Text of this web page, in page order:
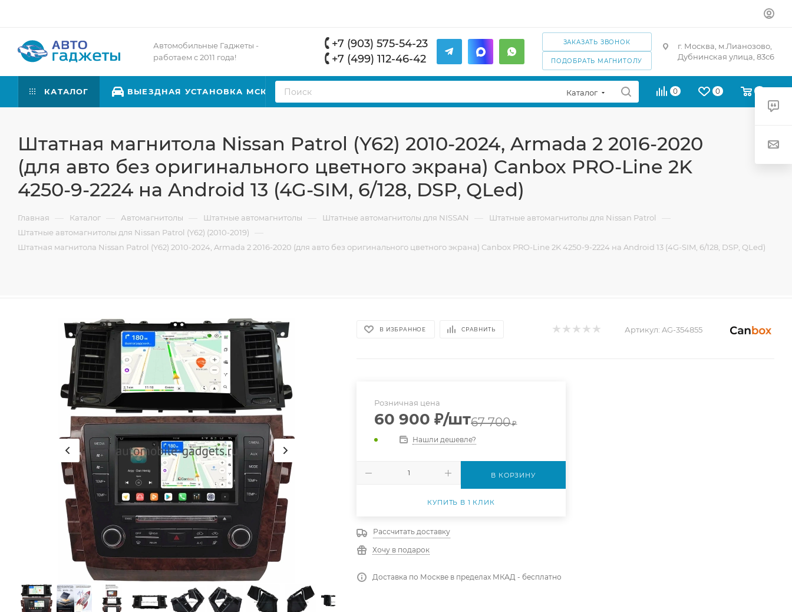
Автомобильные Гаджеты -
работаем с 2011 года!
+7 (903) 575-54-23
+7 (499) 112-46-42
ЗАКАЗАТЬ ЗВОНОК
ПОДОБРАТЬ МАГНИТОЛУ
г. Москва, м.Лианозово,
Дубнинская улица, 83с6
КАТАЛОГ ВЫЕЗДНАЯ УСТАНОВКА МСК Каталог 0 0
Штатная магнитола Nissan Patrol (Y62) 2010-2024, Armada 2 2016-2020
(для авто без оригинального цветного экрана) Canbox PRO-Line 2K
4250-9-2224 на Android 13 (4G-SIM, 6/128, DSP, QLed)
Главная — Каталог — Автомагнитолы — Штатные автомагнитолы — Штатные автомагнитолы для NISSAN — Штатные автомагнитолы для Nissan Patrol —
Штатные автомагнитолы для Nissan Patrol (Y62) (2010-2019) —
Штатная магнитола Nissan Patrol (Y62) 2010-2024, Armada 2 2016-2020 (для авто без оригинального цветного экрана) Canbox PRO-Line 2K 4250-9-2224 на Android 13 (4G-SIM, 6/128, DSP, QLed)
В ИЗБРАННОЕ СРАВНИТЬ Артикул: AG-354855
Розничная цена
60 900 ₽/шт67 700₽
Нашли дешевле?
В КОРЗИНУ
КУПИТЬ В 1 КЛИК
Рассчитать доставку
Хочу в подарок
Доставка по Москве в пределах МКАД - бесплатно